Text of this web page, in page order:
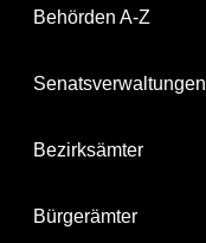
Behörden A-Z
Senatsverwaltungen
Bezirksämter
Bürgerämter